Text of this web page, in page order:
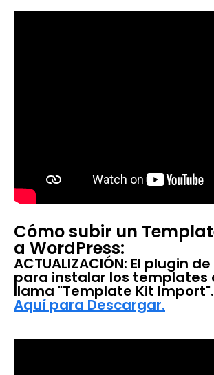
Cómo subir un
a WordPress:
ACTUALIZACIÓN: El plugin
para instalar los templates
llama "Template Kit Import".
Aquí para Descargar.